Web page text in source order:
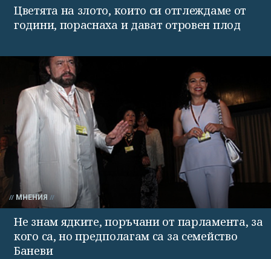
Цветята на злото, които си отглеждаме от
години, пораснаха и дават отровен плод
МНЕНИЯ
Не знам ядките, поръчани от парламента, за
кого са, но предполагам са за семейство
Баневи